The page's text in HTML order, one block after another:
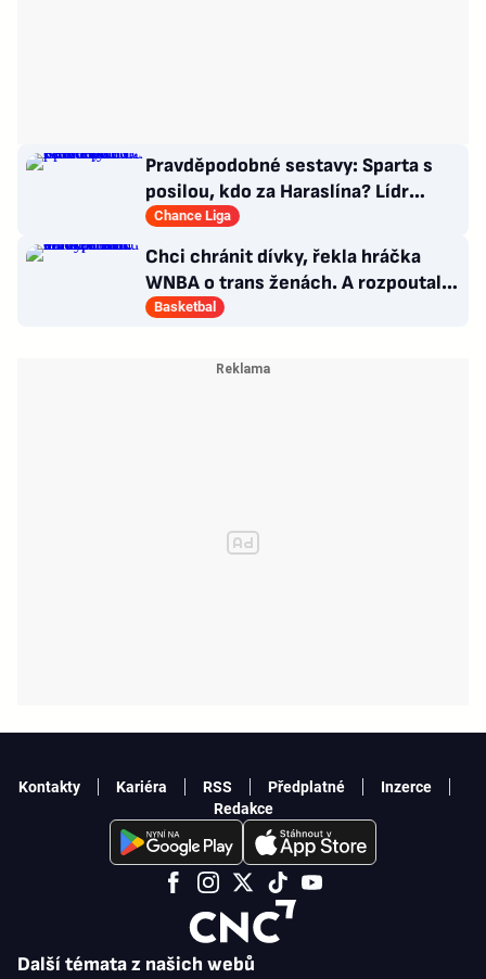
Pravděpodobné sestavy: Sparta s
posilou, kdo za Haraslína? Lídr
Slavie už v základu
Chance Liga
Chci chránit dívky, řekla hráčka
WNBA o trans ženách. A rozpoutala
kulturní válku
Basketbal
Další témata z našich webů
Kontakty Kariéra RSS Předplatné
Inzerce
Redakce